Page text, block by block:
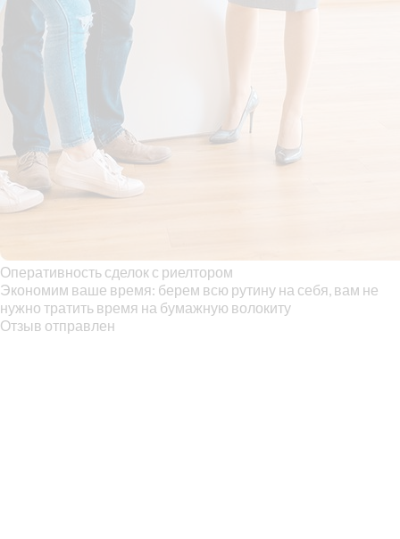
Оперативность сделок с риелтором
Экономим ваше время: берем всю рутину на себя, вам не
нужно тратить время на бумажную волокиту
Отзыв отправлен